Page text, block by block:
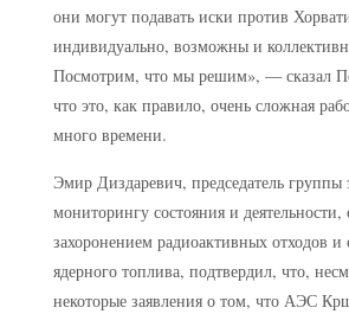
они могут подавать иски против
индивидуально, возможны и
Посмотрим, что мы решим», — сказал
что это, как правило, очень сложная
много времени.
Эмир Диздаревич, председатель группы
мониторингу состояния и деятельности,
захоронением радиоактивных отходов и
ядерного топлива, подтвердил, что,
некоторые заявления о том, что АЭС